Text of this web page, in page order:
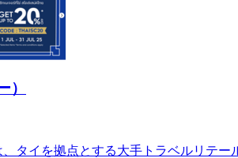
）
、タイを拠点とする大手トラベルリテ